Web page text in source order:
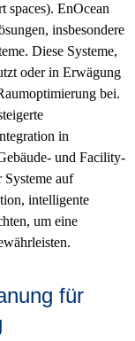
spaces). EnOcean
insbesondere
Diese Systeme,
oder in Erwägung
bei.
in
und Facility-
auf
intelligente
um eine
für